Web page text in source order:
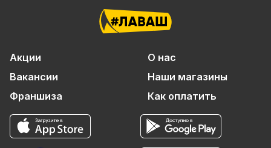
Акции
О нас
Вакансии
Наши магазины
Франшиза
Как оплатить